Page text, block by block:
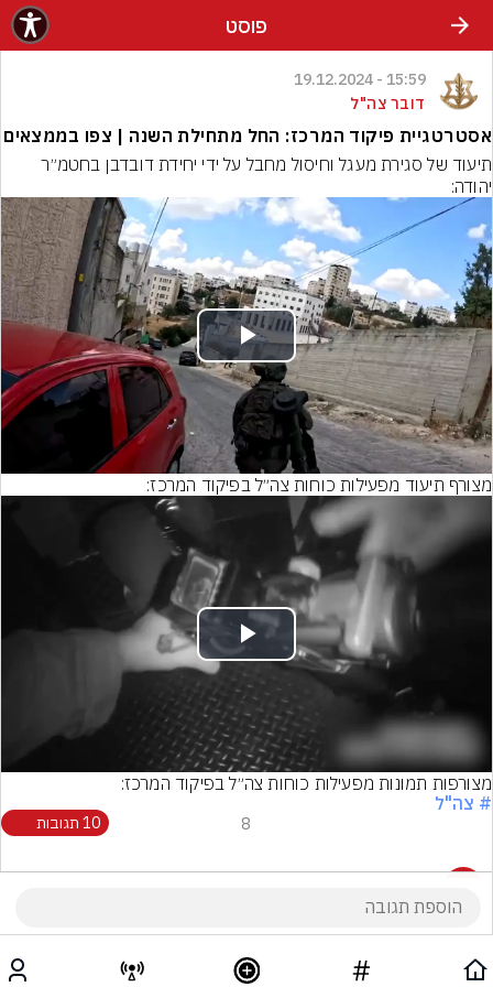
פוסט
15:59 - 19.12.2024
דובר צה"ל
אסטרטגיית פיקוד המרכז: החל מתחילת השנה | צפו בממצאים
תיעוד של סגירת מעגל וחיסול מחבל על ידי יחידת דובדבן בחטמ״ר
יהודה:
Play
Video
מצורף תיעוד מפעילות כוחות צה״ל בפיקוד המרכז:
Play
Video
מצורפות תמונות מפעילות כוחות צה״ל בפיקוד המרכז:
# צה"ל
8 10 תגובות